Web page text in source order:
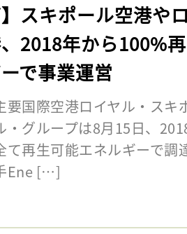
】スキポール空港や
2018年から100%
で事業運営
国際空港ロイヤル・スキ
・グループは8月15日、
て再生可能エネルギーで調
Ene […]